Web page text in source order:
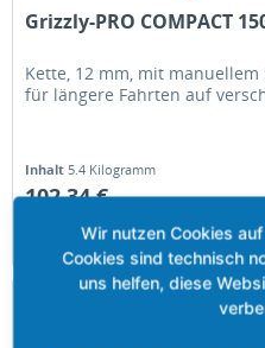
Grizzly-PRO COMPACT
Kette, 12 mm, mit
für längere Fahrten auf
Inhalt 5.4 Kilogramm
102,34 €
Merken